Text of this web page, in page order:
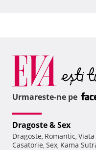
Urmareste-ne pe
Dragoste & Sex
Dragoste, Romantic,
Casatorie, Sex, Kama